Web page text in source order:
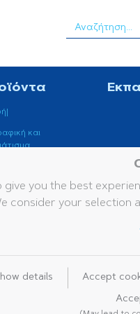
και
give you the best
consider your selection
details Accept